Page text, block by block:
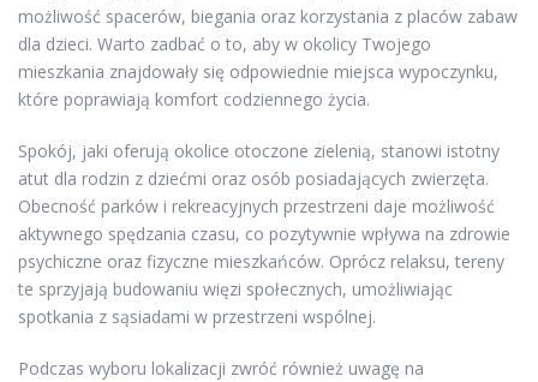
możliwość spacerów, biegania oraz korzystania z placów zabaw
dla dzieci. Warto zadbać o to, aby w okolicy Twojego
mieszkania znajdowały się odpowiednie miejsca wypoczynku,
które poprawiają komfort codziennego życia.
Spokój, jaki oferują okolice otoczone zielenią, stanowi istotny
atut dla rodzin z dziećmi oraz osób posiadających zwierzęta.
Obecność parków i rekreacyjnych przestrzeni daje możliwość
aktywnego spędzania czasu, co pozytywnie wpływa na zdrowie
psychiczne oraz fizyczne mieszkańców. Oprócz relaksu, tereny
te sprzyjają budowaniu więzi społecznych, umożliwiając
spotkania z sąsiadami w przestrzeni wspólnej.
Podczas wyboru lokalizacji zwróć również uwagę na